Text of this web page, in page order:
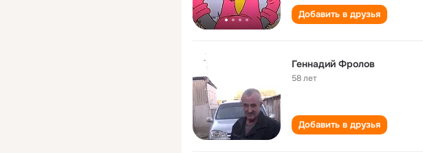
Добавить в друзья
Геннадий Фролов
58 лет
Добавить в друзья